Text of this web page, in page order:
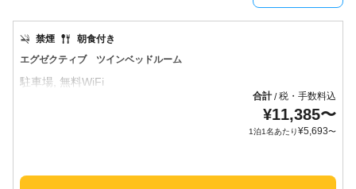
エグゼクティブ ツインベッドルーム
禁煙 朝食付き
合計/税・手数料込
¥11,385〜
1泊1名あたり¥5,693〜